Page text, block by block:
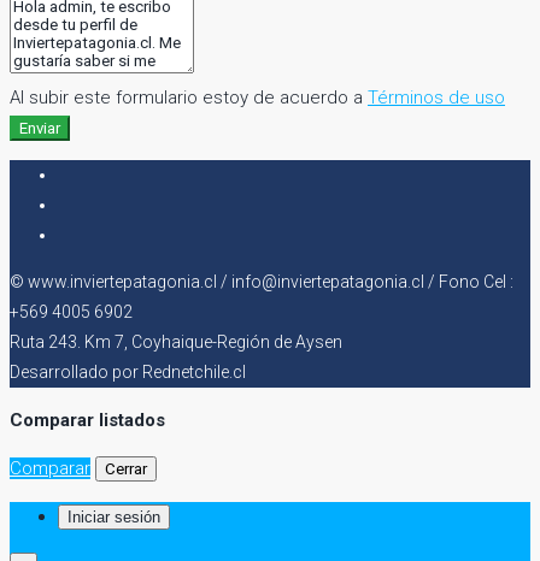
Al subir este formulario estoy de acuerdo a Términos de uso
Enviar
© www.inviertepatagonia.cl / info@inviertepatagonia.cl / Fono Cel :
+569 4005 6902
Ruta 243. Km 7, Coyhaique-Región de Aysen
Desarrollado por Rednetchile.cl
Comparar listados
Comparar Cerrar
Iniciar sesión